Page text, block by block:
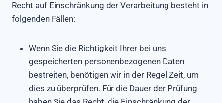
Recht auf Einschränkung der Verarbeitung besteht in
folgenden Fällen:
Wenn Sie die Richtigkeit Ihrer bei uns
gespeicherten personenbezogenen Daten
bestreiten, benötigen wir in der Regel Zeit, um
dies zu überprüfen. Für die Dauer der Prüfung